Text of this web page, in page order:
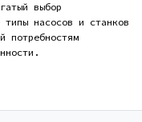
выбор
типы насосов и станков
потребностям